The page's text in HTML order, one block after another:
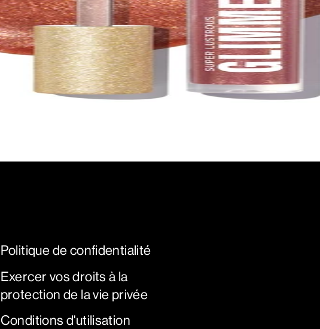
Politique de confidentialité
Exercer vos droits à la
protection de la vie privée
Conditions d'utilisation